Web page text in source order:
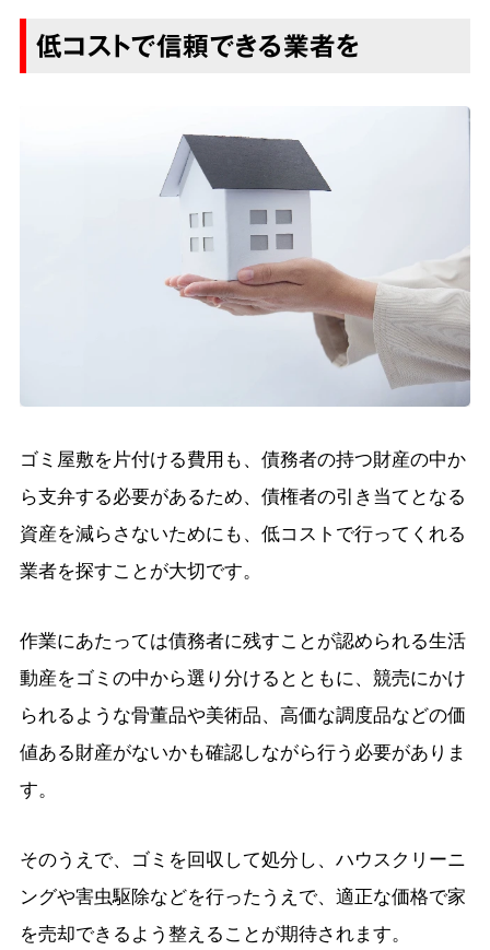
低コストで信頼できる業者を
ゴミ屋敷を片付ける費用も、債務者の持つ財産の中か
ら支弁する必要があるため、債権者の引き当てとなる
資産を減らさないためにも、低コストで行ってくれる
業者を探すことが大切です。
作業にあたっては債務者に残すことが認められる生活
動産をゴミの中から選り分けるとともに、競売にかけ
られるような骨董品や美術品、高価な調度品などの価
値ある財産がないかも確認しながら行う必要がありま
す。
そのうえで、ゴミを回収して処分し、ハウスクリーニ
ングや害虫駆除などを行ったうえで、適正な価格で家
を売却できるよう整えることが期待されます。